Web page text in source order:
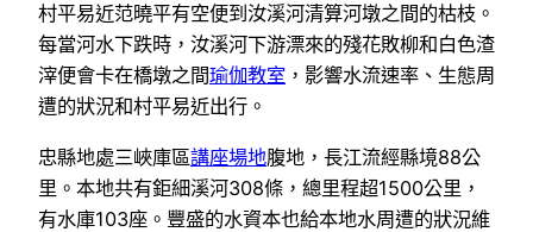
村平易近范曉平有空便到汝溪河清算河墩之間的枯枝。
每當河水下跌時，汝溪河下游漂來的殘花敗柳和白色渣
滓便會卡在橋墩之間瑜伽教室 ，影響水流速率、生態周
遭的狀況和村平易近出行。
忠縣地處三峽庫區講座場地腹地，長江流經縣境88公
里。本地共有鉅細溪河308條，總里程超1500公里，
有水庫103座。豐盛的水資本也給本地水周遭的狀況維